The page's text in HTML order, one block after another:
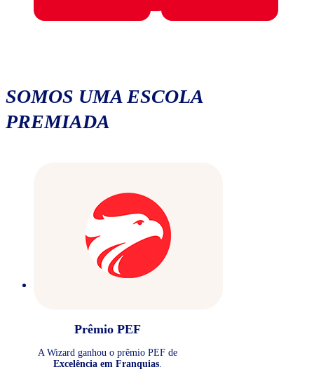
SOMOS UMA ESCOLA
PREMIADA
Prêmio PEF
A Wizard ganhou o prêmio PEF de
Excelência em Franquias.